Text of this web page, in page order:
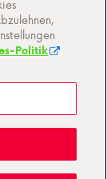
Politik